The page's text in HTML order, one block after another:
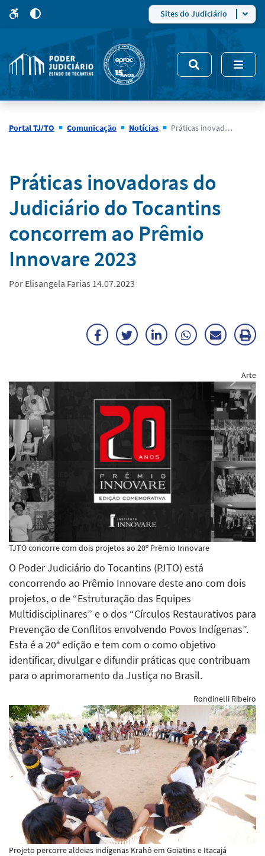
site
5
modo
de
alto
Sites do Judiciário
Portal TJ/TO Comunicação Notícias Práticas inovadoras do Judiciário do Tocantins concorrem ao Prêmio Innovare 2023
Notícias
Práticas inovadoras do
Judiciário do Tocantins
concorrem ao Prêmio
Innovare 2023
Por Elisangela Farias 14.07.2023
FacebookTwitterLinkedInWhatsApp
Enviar
E-
mail
Arte
TJTO concorre com dois projetos ao 20º Prêmio Innovare
O Poder Judiciário do Tocantins (PJTO) está
concorrendo ao Prêmio Innovare deste ano com dois
projetos, o de “Estruturação das Equipes
Multidisciplinares” e o dos “Círculos Restaurativos para
Prevenção de Conflitos envolvendo Povos Indígenas”.
Esta é a 20ª edição e tem com o como objetivo
identificar, divulgar e difundir práticas que contribuam
para o aprimoramento da Justiça no Brasil.
Rondinelli Ribeiro
Projeto percorre aldeias indígenas Krahô em Goiatins e Itacajá